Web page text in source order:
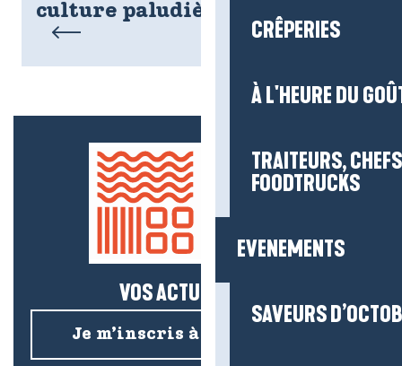
CRÊPERIES
À L'HEURE DU
TRAITEURS,
FOODTRUCKS
EVENEMENTS
SAVEURS
culture paludière !
VOS ACTUS SALÉES !
Je m’inscris à la newsletter